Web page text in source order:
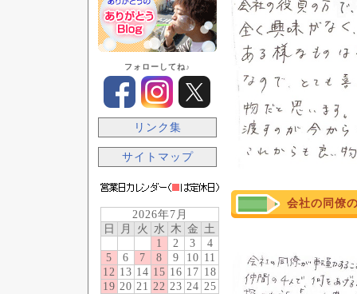
フォローしてね♪
リンク集
サイトマップ
2026年7月
日
月 火 水 木 金 土
1
2 3
4
5
6 7 8 9 10 11
12 13 14 15 16 17 18
19 20 21 22 23 24 25
会社の同僚